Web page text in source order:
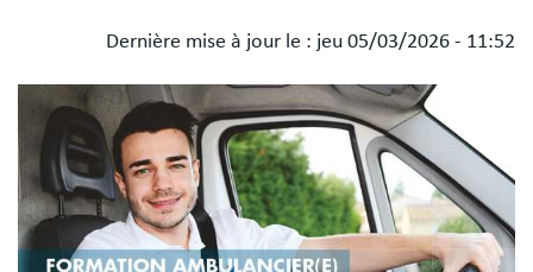
Dernière mise à jour le : jeu 05/03/2026 - 11:52
libres